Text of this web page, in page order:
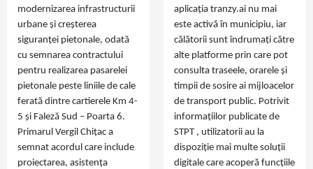
modernizarea infrastructurii
urbane și creșterea
siguranței pietonale, odată
cu semnarea contractului
pentru realizarea pasarelei
pietonale peste liniile de cale
ferată dintre cartierele Km 4-
5 și Faleză Sud – Poarta 6.
Primarul Vergil Chițac a
semnat acordul care include
proiectarea, asistența
aplicația tranzy.ai nu mai
este activă în municipiu, iar
călătorii sunt îndrumați către
alte platforme prin care pot
consulta traseele, orarele și
timpii de sosire ai mijloacelor
de transport public. Potrivit
informațiilor publicate de
STPT , utilizatorii au la
dispoziție mai multe soluții
digitale care acoperă funcțiile